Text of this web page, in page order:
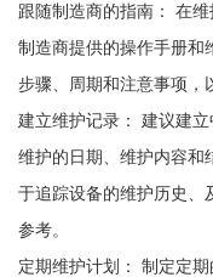
跟随制造商的指南： 在
制造商提供的操作手册和
步骤、周期和注意事项，
建立维护记录： 建议建
维护的日期、维护内容和
于追踪设备的维护历史、
参考。
定期维护计划： 制定定